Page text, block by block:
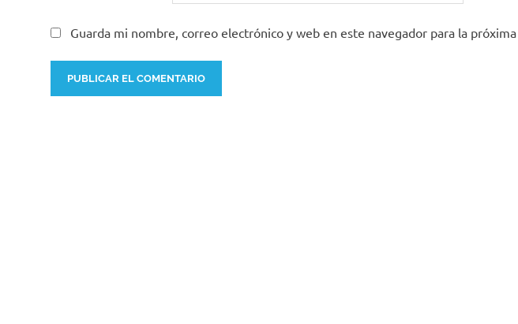
Guarda mi nombre, correo electrónico y web en este navegador para la